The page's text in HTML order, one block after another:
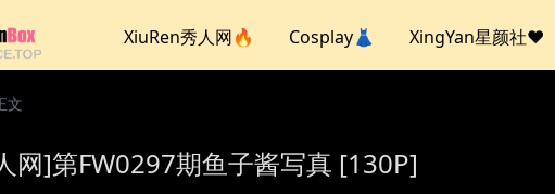
XiuRen秀人网🔥 Cosplay👗 XingYan星颜社❤️
文
网]第FW0297期鱼子酱写真 [130P]